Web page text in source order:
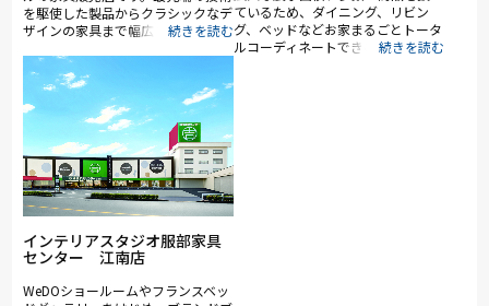
を駆使した製品からクラシックなデ
ザインの家具まで幅広く取り揃えて
ざまな家具を体験していただけま
す。お気に入りの家具が見つかりま
したら、お近くのコンシェルジュへ
ご相談ください。お客様の嗜好やラ
イフスタイルに合わせたカラー・使
用感・デザインをご提案させていた
だきます。また家具はもちろん、
日々の生活を快適にしてくれるイン
テリアや本、雑貨なども販売してお
ります。
ているため、ダイニング、リビン
グ、ベッドなどお家まるごとトータ
ルコーディネートできる点が強みで
インテリアスタジオ服部家具
センター 江南店
WeDOショールームやフランスベッ